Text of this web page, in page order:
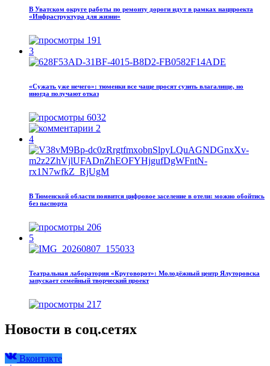
В Уватском округе работы по ремонту дороги идут в рамках нацпроекта
«Инфраструктура для жизни»
191
3
«Сужать уже нечего»: тюменки все чаще просят сузить влагалище, но
иногда получают отказ
6032
2
4
В Тюменской области появится цифровое заселение в отели: можно обойтись
без паспорта
206
5
Театральная лаборатория «Круговорот»: Молодёжный центр Ялуторовска
запускает семейный творческий проект
217
Новости в соц.сетях
Вконтакте